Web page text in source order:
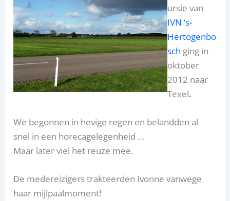
ursie van
IVN ‘s-
Hertogenbo
sch ging in
oktober
2012 naar
Texel.
We begonnen in hevige regen en belandden al
snel in een horecagelegenheid …
Maar later viel het reuze mee.
De medereizigers trakteerden Ivonne vanwege
haar mijlpaalmoment!